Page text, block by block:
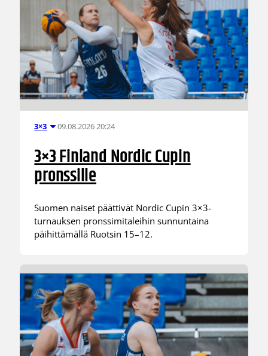
3×3 09.08.2026 20:24
3×3 Finland Nordic Cupin
pronssille
Suomen naiset päättivät Nordic Cupin 3×3-
turnauksen pronssimitaleihin sunnuntaina
päihittämällä Ruotsin 15–12.